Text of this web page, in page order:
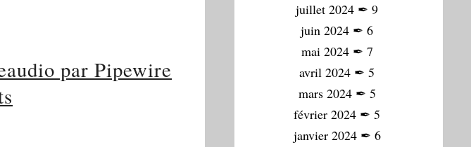
par Pipewire
juillet 2024 ✒ 9
juin 2024 ✒ 6
mai 2024✒ 7
avril 2024 ✒ 5
mars 2024✒ 5
février 2024 ✒ 5
janvier 2024✒ 6